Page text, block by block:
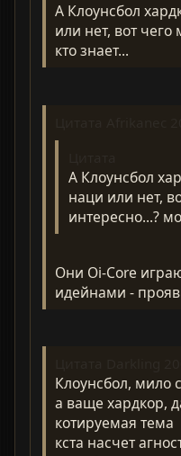
А Клоунсбол
или нет, вот
кто знает...
А Клоунсбол
наци или нет,
интересно...?
Они Oi-Core
идейнами -
Клоунсбол, мило
а ваще хардкор,
котируемая тема
кста насчет